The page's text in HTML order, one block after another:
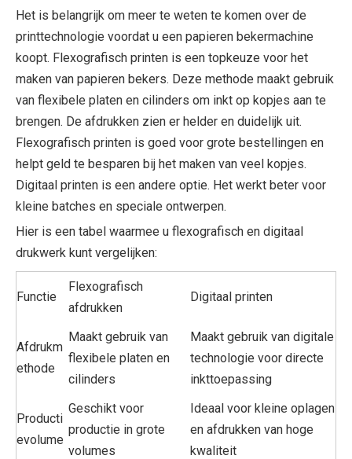
Het is belangrijk om meer te weten te komen over de
printtechnologie voordat u een papieren bekermachine
koopt. Flexografisch printen is een topkeuze voor het
maken van papieren bekers. Deze methode maakt gebruik
van flexibele platen en cilinders om inkt op kopjes aan te
brengen. De afdrukken zien er helder en duidelijk uit.
Flexografisch printen is goed voor grote bestellingen en
helpt geld te besparen bij het maken van veel kopjes.
Digitaal printen is een andere optie. Het werkt beter voor
kleine batches en speciale ontwerpen.
Hier is een tabel waarmee u flexografisch en digitaal
drukwerk kunt vergelijken:
Functie
Flexografisch
afdrukken
Digitaal printen
Afdrukm
ethode
Maakt gebruik van
flexibele platen en
cilinders
Maakt gebruik van digitale
technologie voor directe
inkttoepassing
Producti
evolume
Geschikt voor
productie in grote
volumes
Ideaal voor kleine oplagen
en afdrukken van hoge
kwaliteit